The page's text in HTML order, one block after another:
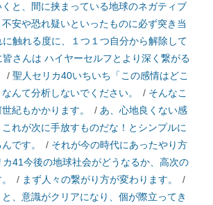
と、間に挟まっている地球のネガティブ
安や恐れ疑いといったものに必ず突き当
に触れる度に、１つ１つ自分から解除して
皆さんは ハイヤーセルフとより深く繋がる
/ 聖人セリカ40いちいち「この感情はどこ
んて分析しないでください。
/ そんなこ
紀もかかります。
/ あ、心地良くない感
れが次に手放すものだな！とシンプルに
です。
/ それが今の時代にあったやり方
カ41今後の地球社会がどうなるか、高次の
/ まず人々の繋がり方が変わります。
/
、意識がクリアになり、個が際立ってき